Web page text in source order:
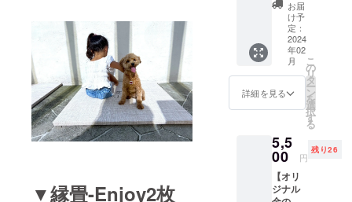
▼縁畳-Enjoy2枚
応援し
たい人
向けの
リター
ンで
す。 熱
いお礼
のメッ
ルにて
お送り
させて
いただ
きま
お届
け予
定：
2024
年02
月
詳細を見る
こ
の
リ
タ
ー
ン
を
選
択
す
る
5,5
00 円
残り26
【オリ
ジナル